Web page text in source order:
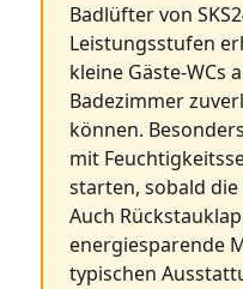
Badlüfter von
Leistungsstufen
kleine Gäste‑WCs
Badezimmer
können.
mit
starten, sobald
Auch
energiesparende
typischen